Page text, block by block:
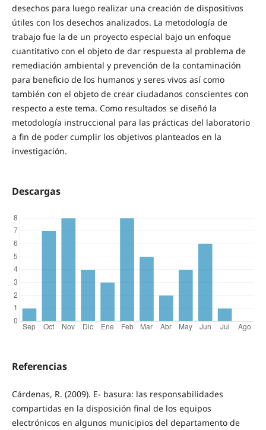
desechos para luego realizar una creación de dispositivos
útiles con los desechos analizados. La metodología de
trabajo fue la de un proyecto especial bajo un enfoque
cuantitativo con el objeto de dar respuesta al problema de
remediación ambiental y prevención de la contaminación
para beneficio de los humanos y seres vivos así como
también con el objeto de crear ciudadanos conscientes con
respecto a este tema. Como resultados se diseñó la
metodología instruccional para las prácticas del laboratorio
a fin de poder cumplir los objetivos planteados en la
investigación.
Descargas
Referencias
Cárdenas, R. (2009). E- basura: las responsabilidades
compartidas en la disposición final de los equipos
electrónicos en algunos municipios del departamento de